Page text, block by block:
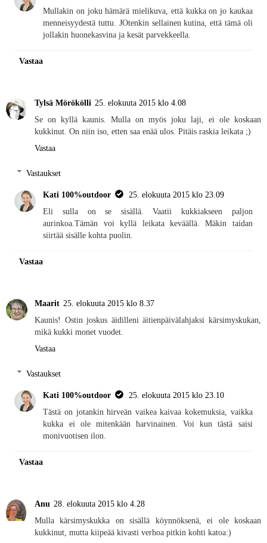
Mullakin on joku hämärä mielikuva, että kukka on jo kaukaa
menneisyydestä tuttu. JOtenkin sellainen kutina, että tämä oli
jollakin huonekasvina ja kesät parvekkeella.
Vastaa
Tylsä Mörökölli 25. elokuuta 2015 klo 4.08
Se on kyllä kaunis. Mulla on myös joku laji, ei ole koskaan
kukkinut. On niin iso, etten saa enää ulos. Pitäis raskia leikata ;)
Vastaa
Vastaukset
Kati 100%outdoor
25. elokuuta 2015 klo 23.09
Eli sulla on se sisällä. Vaatii kukkiakseen paljon
aurinkoa.Tämän voi kyllä leikata keväällä. Mäkin taidan
siirtää sisälle kohta puolin.
Vastaa
Maarit 25. elokuuta 2015 klo 8.37
Kaunis! Ostin joskus äidilleni äitienpäivälahjaksi kärsimyskukan,
mikä kukki monet vuodet.
Vastaa
Vastaukset
Kati 100%outdoor
25. elokuuta 2015 klo 23.10
Tästä on jotankin hirveän vaikea kaivaa kokemuksia, vaikka
kukka ei ole mitenkään harvinainen. Voi kun tästä saisi
monivuotisen ilon.
Vastaa
Anu 28. elokuuta 2015 klo 4.28
Mulla kärsimyskukka on sisällä köynnöksenä, ei ole koskaan
kukkinut, mutta kiipeää kivasti verhoa pitkin kohti katoa:)